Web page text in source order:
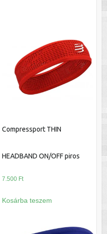
Compressport THIN
HEADBAND ON/OFF piros
7.500 Ft
Kosárba teszem